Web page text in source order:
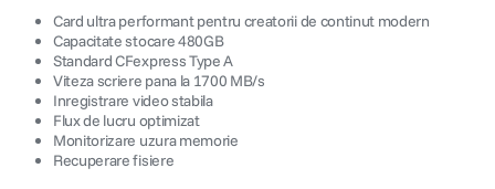
Card ultra performant pentru creatorii de continut modern
Capacitate stocare 480GB
Standard CFexpress Type A
Viteza scriere pana la 1700 MB/s
Inregistrare video stabila
Flux de lucru optimizat
Monitorizare uzura memorie
Recuperare fisiere